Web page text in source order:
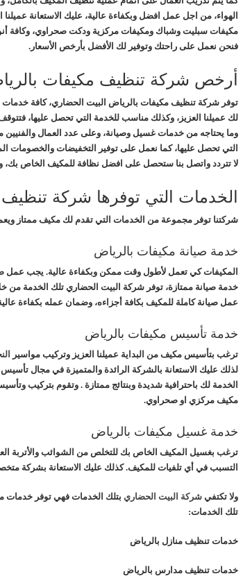
الهواء، من اجل عمل افضل وبكفاءة عالية، عليك الاستعانة
مكيفات سبليت وشباك ومكيفات مركزية ودكت صحراوي، وكافة
فنحن نعمل على راحتك وتوفير لك الأفضل بأرخص الأسعار.
أرخص شركة تنظيف مكيفات
توفر شركة تنظيف مكيفات بالرياض البيت الحضاري، كافة
لك عميلنا العزيز، وكذلك مناسب للخدمة التي تحصل عليها،
وما يحتاجه من خدمات غسيل وصيانة، وعلى عدد العمال والفنيين
التي تحصل عليها، كما نعمل على توفير التخفيضات والخصومات
لا تتردد واتصل بنا ستحصل على افضل نظافة للمكيف الخاص
الخدمات التي توفرها شركة
شركتنا توفر مجموعة من الخدمات التي تقدم لك مكيف ممتاز
خدمة صيانة مكيفات بالرياض
المكيفات كي تعمل لأطول وقت ممكن وبكفاءة عالية. يجب
خدمة صيانة ممتازة، توفر شركة البيت الحضاري تلك الخدمة من
عمل صيانة كاملة للمكيف بكافة أجزاءه، وضمان عمله بكفاءة
خدمة تأسيس مكيفات بالرياض
ترغب بتأسيس مكيف من البداية عميلنا العزيز وتركيب مواسير
لذلك عليك الاستعانة بالشركة الرائدة والمتميزة في مجال
الخدمة لك باحترافية شديدة وبنتائج ممتازة . وتقوم بتركيب
مكيف مركزي او صحراوي.
خدمة غسيل مكيفات بالرياض
ترغب بغسيل المكيف الخاص بك للتخلص من الشوائب والأتربة
التسبب في أي تلفيات للمكيف. كذلك عليك الاستعانة بشركة
ولا تكتفيشركة البيت الحضاري بتلك الخدمات فهي توفر خدمات
تلك الخدمات:
خدمات تنظيف منازل بالرياض
خدمات تنظيف مدارس بالرياض